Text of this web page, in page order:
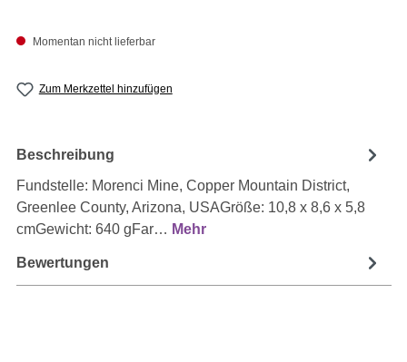
Momentan nicht lieferbar
Zum Merkzettel hinzufügen
Beschreibung
Fundstelle: Morenci Mine, Copper Mountain District,
Greenlee County, Arizona, USAGröße: 10,8 x 8,6 x 5,8
cmGewicht: 640 gFar… Mehr
Bewertungen